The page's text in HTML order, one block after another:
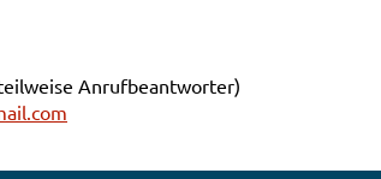
Anrufbeantworter)